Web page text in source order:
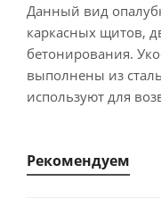
Данный вид
каркасных щитов,
бетонирования.
выполнены из
используют для
Рекомендуем